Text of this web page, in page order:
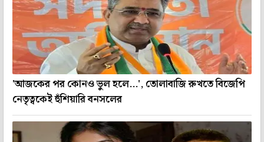
'আজকের পর কোনও ভুল হলে...', তোলাবাজি রুখতে বিজেপি
নেতৃত্বকেই হুঁশিয়ারি বনসলের